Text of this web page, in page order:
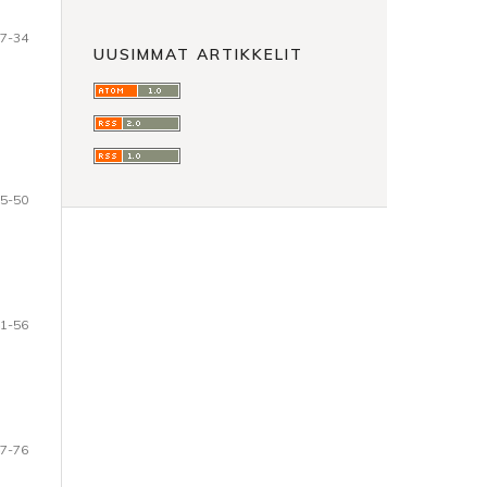
34
50
56
76
UUSIMMAT ARTIKKELIT